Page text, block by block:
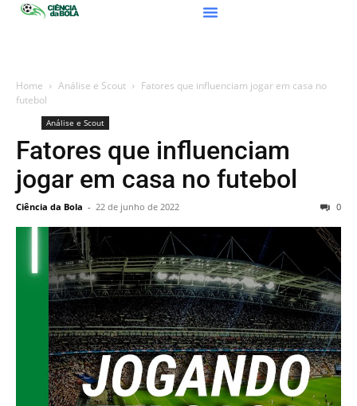
Home Análise e Scout
Fatores que influenciam jogar em casa no
futebol
Análise e Scout
Fatores que influenciam
jogar em casa no futebol
Ciência da Bola - 22 de junho de 2022 0